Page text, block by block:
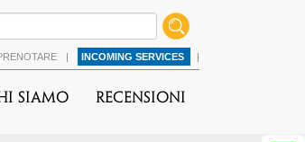
| INCOMING SERVICES |
Siamo Recensioni